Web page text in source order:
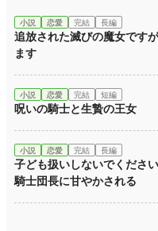
小説 恋愛 完結 長編
追放された滅びの魔女です
ます
小説 恋愛 完結 短編
呪いの騎士と生贄の王女
小説 恋愛 完結 長編
子ども扱いしないでくださ
騎士団長に甘やかされる